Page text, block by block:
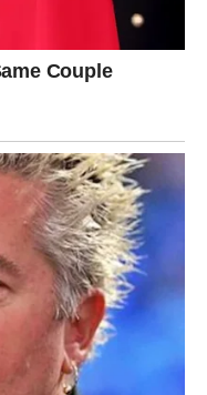
kojoj ste nekada